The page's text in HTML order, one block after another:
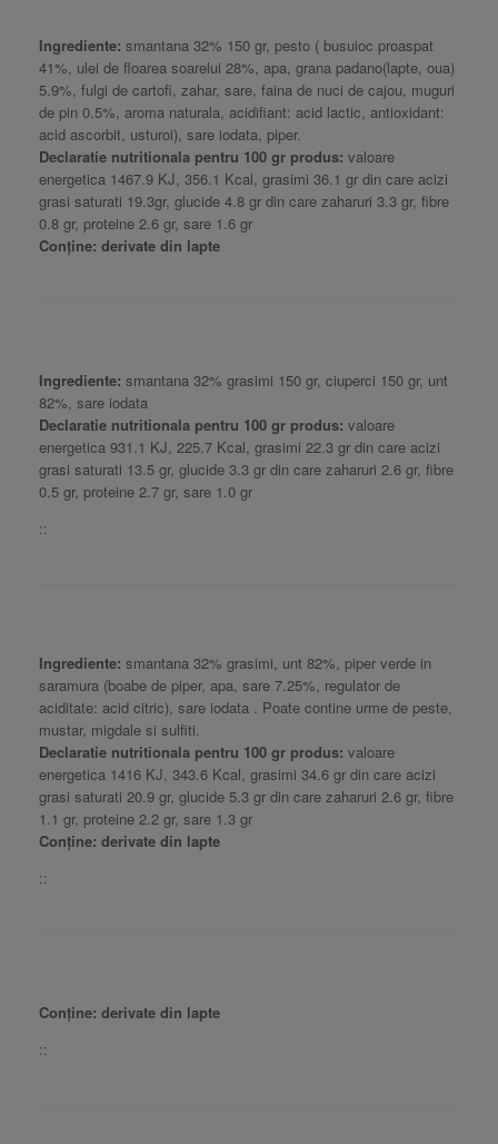
Ingrediente: smantana 32% 150 gr, pesto ( busuioc proaspat
41%, ulei de floarea soarelui 28%, apa, grana padano(lapte, oua)
5.9%, fulgi de cartofi, zahar, sare, faina de nuci de cajou, muguri
de pin 0.5%, aroma naturala, acidifiant: acid lactic, antioxidant:
acid ascorbit, usturoi), sare iodata, piper.
Declaratie nutritionala pentru 100 gr produs: valoare
energetica 1467.9 KJ, 356.1 Kcal, grasimi 36.1 gr din care acizi
grasi saturati 19.3gr, glucide 4.8 gr din care zaharuri 3.3 gr, fibre
0.8 gr, proteine 2.6 gr, sare 1.6 gr
Conține: derivate din lapte
Ingrediente: smantana 32% grasimi 150 gr, ciuperci 150 gr, unt
82%, sare iodata
Declaratie nutritionala pentru 100 gr produs: valoare
energetica 931.1 KJ, 225.7 Kcal, grasimi 22.3 gr din care acizi
grasi saturati 13.5 gr, glucide 3.3 gr din care zaharuri 2.6 gr, fibre
0.5 gr, proteine 2.7 gr, sare 1.0 gr
::
Ingrediente: smantana 32% grasimi, unt 82%, piper verde in
saramura (boabe de piper, apa, sare 7.25%, regulator de
aciditate: acid citric), sare iodata . Poate contine urme de peste,
mustar, migdale si sulfiti.
Declaratie nutritionala pentru 100 gr produs: valoare
energetica 1416 KJ, 343.6 Kcal, grasimi 34.6 gr din care acizi
grasi saturati 20.9 gr, glucide 5.3 gr din care zaharuri 2.6 gr, fibre
1.1 gr, proteine 2.2 gr, sare 1.3 gr
Conține: derivate din lapte
::
Conține: derivate din lapte
::